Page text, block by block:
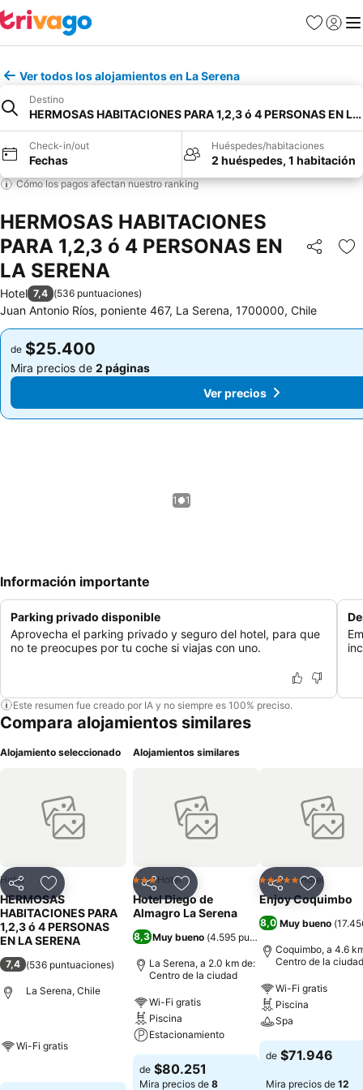
Favoritos
Iniciar
Ver todos los alojamientos en La Serena
Destino
HERMOSAS HABITACIONES PARA 1,2,3 ó 4 PERSONAS EN LA
Check-in/out
Fechas
Huéspedes/habitaciones
2 huéspedes, 1 habitación
Cómo los pagos afectan nuestro ranking
HERMOSAS HABITACIONES
PARA 1,2,3 ó 4 PERSONAS EN
LA SERENA
Compartir
Hotel 7,4 (536 puntuaciones)
Juan Antonio Ríos, poniente 467, La Serena, 1700000, Chile
de $25.400
Mira precios de 2 páginas
Ver precios
de $25.400
Mira precios de 2 páginas
Ver precios
1 / 1
Información importante
Parking privado disponible
Aprovecha el parking privado y seguro del hotel, para que
no te preocupes por tu coche si viajas con uno.
Este resumen fue creado por IA y no siempre es 100% preciso.
Compara alojamientos similares
Alojamiento seleccionado
CompartirAgregar a favoritos
Hotel
HERMOSAS
HABITACIONES PARA
1,2,3 ó 4 PERSONAS
EN LA SERENA
7,4 (536 puntuaciones)
La Serena, Chile
Wi-Fi gratis
Alojamientos similares
CompartirAgregar a favoritos
3 Estrellas
Hotel
Hotel Diego de
Almagro La Serena
8,3 Muy bueno (4.595 puntuaciones
La Serena, a 2.0 km de:
Centro de la ciudad
Wi-Fi gratis
Piscina
Estacionamiento
de $80.251
Mira precios de 8
CompartirAgregar
5 EstrellasHotel
Enjoy Coquimbo
8,0 Muy bueno (
Coquimbo, a 4.6
Centro de la ciudad
Wi-Fi gratis
Piscina
Spa
de $71.946
Mira precios de 12